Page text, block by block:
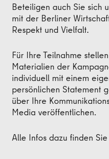
Beteiligen auch Sie sich
mit der Berliner
Respekt und Vielfalt.
Für Ihre Teilnahme
Materialien der
individuell mit einem
persönlichen Statement
über Ihre
Media veröffentlichen.
Alle Infos dazu finden Sie